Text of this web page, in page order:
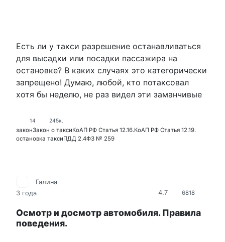
Есть ли у такси разрешение останавливаться
для высадки или посадки пассажира на
остановке? В каких случаях это категорически
запрещено! Думаю, любой, кто потаксовал
хотя бы неделю, не раз видел эти заманчивые
14 245к.
законЗакон о таксиКоАП РФ Статья 12.16.КоАП РФ Статья 12.19.
остановка таксиПДД 2.4ФЗ № 259
6818
4.7
Галина
3 года
Осмотр и досмотр автомобиля. Правила
поведения.